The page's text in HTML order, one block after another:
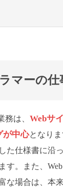
マーの仕
務は、 Webサ
が中心となり
た仕様書に沿
す。また、
な場合は、本